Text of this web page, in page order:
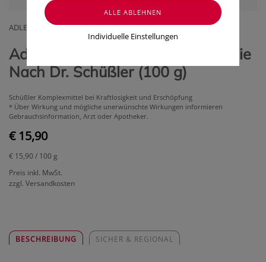
ADLER PHARMA GMBH
Adler Zell Vita Tabletten Biochemie
Nach Dr. Schüßler (100 g)
Schüßler Komplexmittel bei Kraftlosigkeit und Erschöpfung
* Über Wirkung und mögliche unerwünschte Wirkungen informieren
Gebrauchsinformation, Arzt oder Apotheker.
€ 15,90
€ 15,90 / 100 g
Preis inkl. MwSt.
zzgl. Versandkosten
BESCHREIBUNG SICHER & REGIONAL
Individuelle Einstellungen